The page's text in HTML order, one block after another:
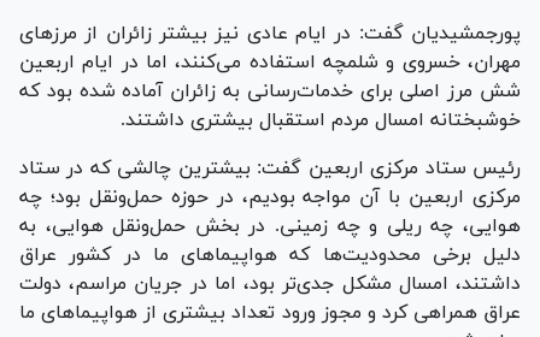
پورجمشیدیان گفت: در ایام عادی نیز بیشتر زائران از مرز‌های
مهران، خسروی و شلمچه استفاده می‌کنند، اما در ایام اربعین
شش مرز اصلی برای خدمات‌رسانی به زائران آماده شده بود که
خوشبختانه امسال مردم استقبال بیشتری داشتند.
رئیس ستاد مرکزی اربعین گفت: بیشترین چالشی که در ستاد
مرکزی اربعین با آن مواجه بودیم، در حوزه حمل‌ونقل بود؛ چه
هوایی، چه ریلی و چه زمینی. در بخش حمل‌ونقل هوایی، به
دلیل برخی محدودیت‌ها که هواپیما‌های ما در کشور عراق
داشتند، امسال مشکل جدی‌تر بود، اما در جریان مراسم، دولت
عراق همراهی کرد و مجوز ورود تعداد بیشتری از هواپیما‌های ما